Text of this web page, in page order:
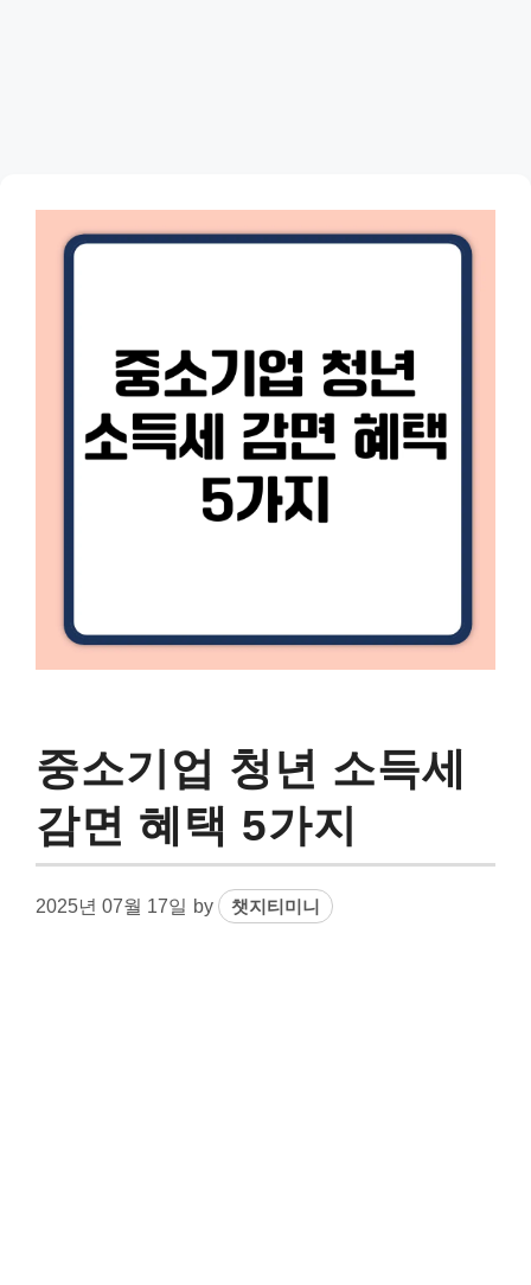
중소기업 청년 소득세
감면 혜택 5가지
2025년 07월 17일 by 챗지티미니